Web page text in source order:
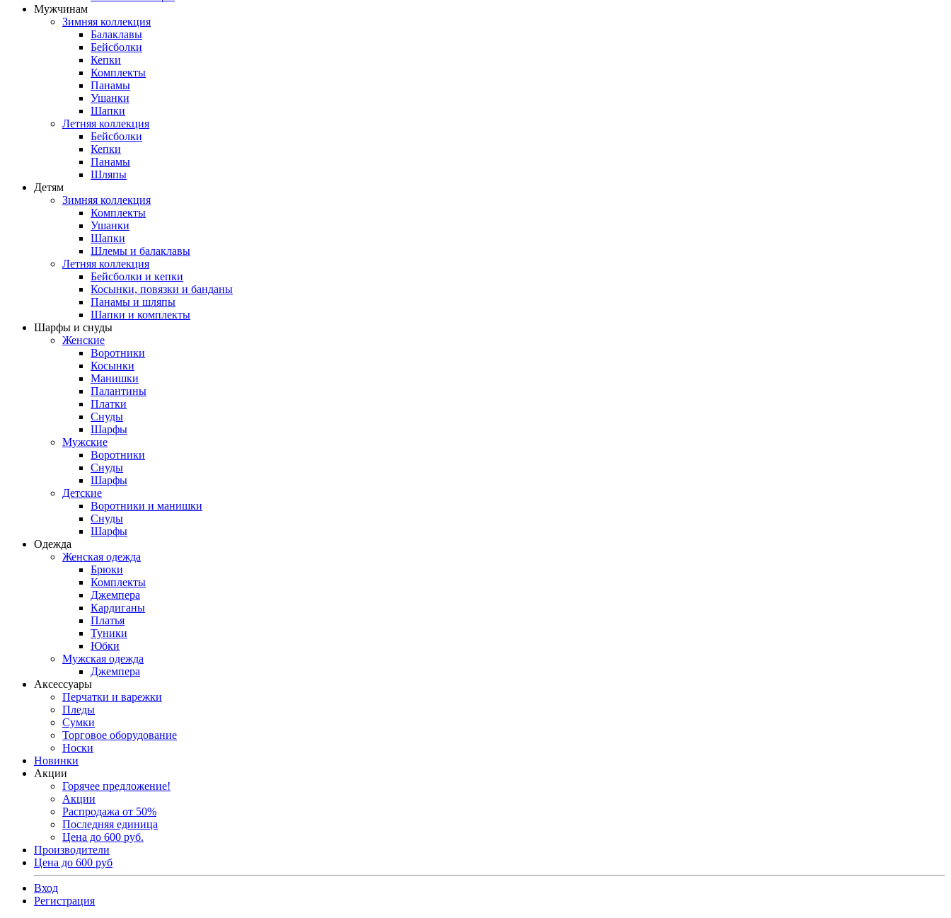
Мужчинам
Зимняя коллекция
Балаклавы
Бейсболки
Кепки
Комплекты
Панамы
Ушанки
Шапки
Летняя коллекция
Бейсболки
Кепки
Панамы
Шляпы
Детям
Зимняя коллекция
Комплекты
Ушанки
Шапки
Шлемы и балаклавы
Летняя коллекция
Бейсболки и кепки
Косынки, повязки и банданы
Панамы и шляпы
Шапки и комплекты
Шарфы и снуды
Женские
Воротники
Косынки
Манишки
Палантины
Платки
Снуды
Шарфы
Мужские
Воротники
Снуды
Шарфы
Детские
Воротники и манишки
Снуды
Шарфы
Одежда
Женская одежда
Брюки
Комплекты
Джемпера
Кардиганы
Платья
Туники
Юбки
Мужская одежда
Джемпера
Аксессуары
Перчатки и варежки
Пледы
Сумки
Торговое оборудование
Носки
Новинки
Акции
Горячее предложение!
Акции
Распродажа от 50%
Последняя единица
Цена до 600 руб.
Производители
Цена до 600 руб
Вход
Регистрация